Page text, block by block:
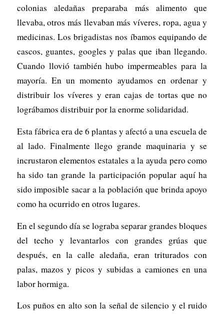
colonias aledañas preparaba más alimento que
llevaba, otros más llevaban más víveres, ropa, agua y
medicinas. Los brigadistas nos íbamos equipando de
cascos, guantes, googles y palas que iban llegando.
Cuando llovió también hubo impermeables para la
mayoría. En un momento ayudamos en ordenar y
distribuir los víveres y eran cajas de tortas que no
lográbamos distribuir por la enorme solidaridad.
Esta fábrica era de 6 plantas y afectó a una escuela de
al lado. Finalmente llego grande maquinaria y se
incrustaron elementos estatales a la ayuda pero como
ha sido tan grande la participación popular aquí ha
sido imposible sacar a la población que brinda apoyo
como ha ocurrido en otros lugares.
En el segundo día se lograba separar grandes bloques
del techo y levantarlos con grandes grúas que
después, en la calle aledaña, eran triturados con
palas, mazos y picos y subidas a camiones en una
labor hormiga.
Los puños en alto son la señal de silencio y el ruido